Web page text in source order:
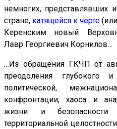
немногих, представлявших
стране, катящейся к черте
Керенским новый
Лавр Георгиевич Корнилов…
…Из обращения ГКЧП от
преодоления глубокого и
политической,
конфронтации, хаоса и
жизни и безопасности
территориальной